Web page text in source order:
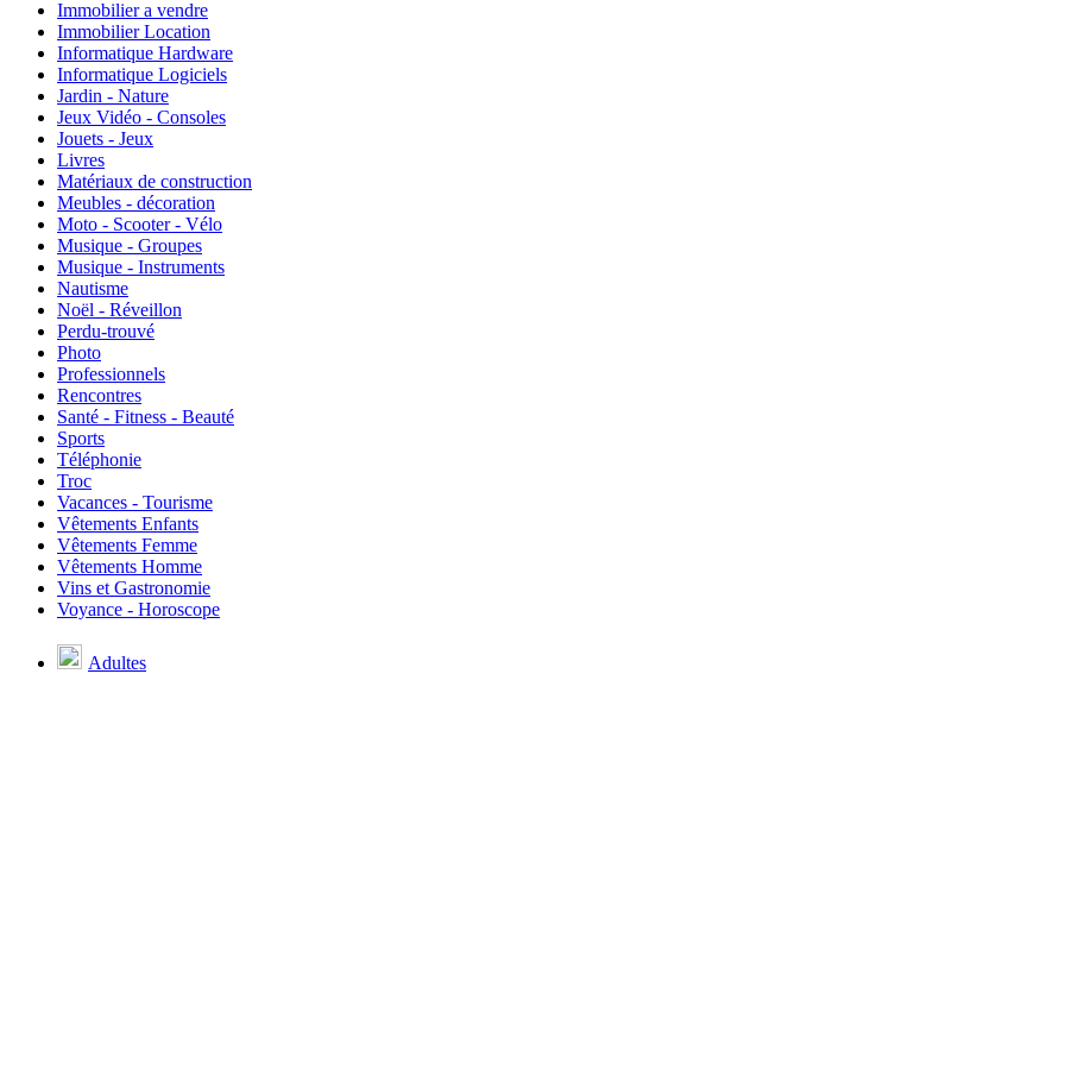
Immobilier a vendre
Immobilier Location
Informatique Hardware
Informatique Logiciels
Jardin - Nature
Jeux Vidéo - Consoles
Jouets - Jeux
Livres
Matériaux de construction
Meubles - décoration
Moto - Scooter - Vélo
Musique - Groupes
Musique - Instruments
Nautisme
Noël - Réveillon
Perdu-trouvé
Photo
Professionnels
Rencontres
Santé - Fitness - Beauté
Sports
Téléphonie
Troc
Vacances - Tourisme
Vêtements Enfants
Vêtements Femme
Vêtements Homme
Vins et Gastronomie
Voyance - Horoscope
Adultes